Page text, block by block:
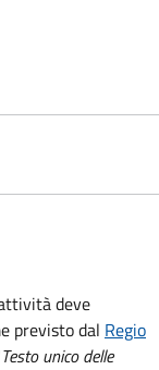
deve
previsto dal Regio
Testo unico delle